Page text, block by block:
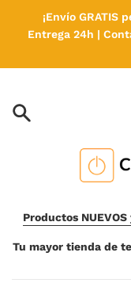
directamente
¡Envío GRATIS
Entrega 24h |
Productos
Tu mayor tienda de